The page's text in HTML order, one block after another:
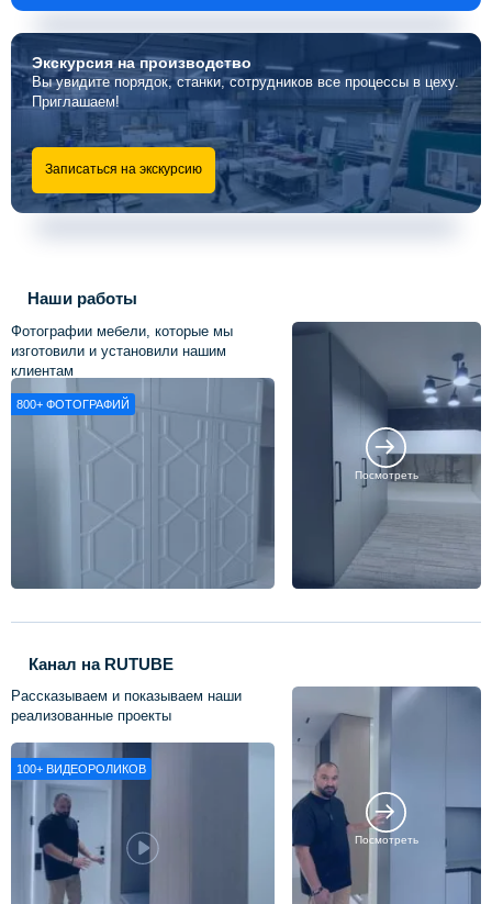
Экскурсияна производство
Вы увидите порядок, станки, сотрудников все процессы в цеху.
Приглашаем!
Записаться на экскурсию
Наши работы
Фотографии мебели, которые мы
изготовили и установили нашим
клиентам
800+ ФОТОГРАФИЙ
Посмотреть
Канал на RUTUBE
Рассказываем и показываем наши
реализованные проекты
100+ ВИДЕОРОЛИКОВ
Посмотреть